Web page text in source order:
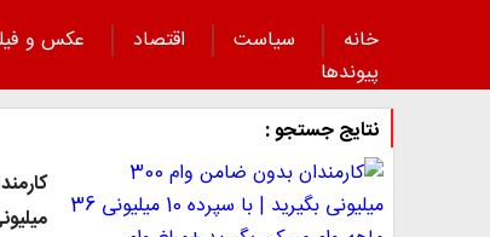
خانه سیاست اقتصاد عکس و
پیوند‌ها
نتایج جستجو :
میلیونی 36 ماهه وام مسکن